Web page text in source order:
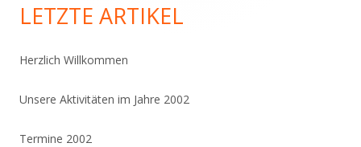
LETZTE ARTIKEL
Herzlich Willkommen
Unsere Aktivitäten im Jahre 2002
Termine 2002